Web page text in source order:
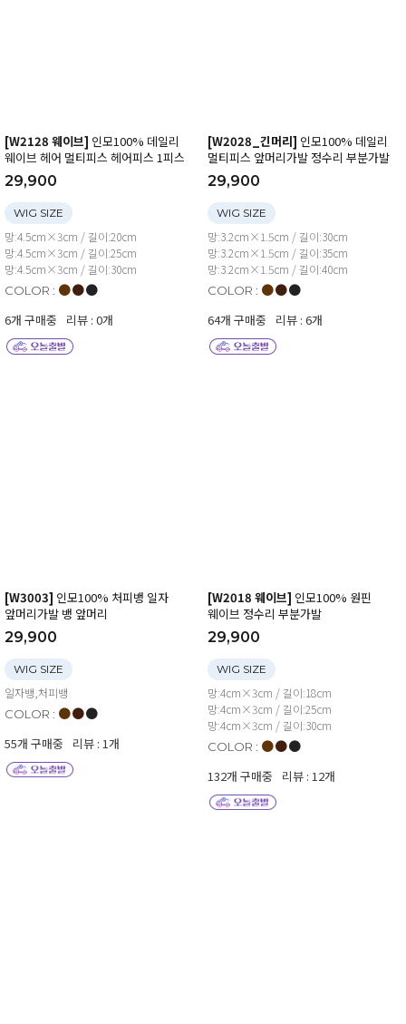
[W2128 웨이브] 인모100% 데일리
웨이브 헤어 멀티피스 헤어피스 1피스
29,900
WIG SIZE
망:4.5cm×3cm / 길이:20cm
망:4.5cm×3cm / 길이:25cm
망:4.5cm×3cm / 길이:30cm
COLOR : ● ● ●
6개 구매중 리뷰 : 0개
[W2028_긴머리] 인모100% 데일리
멀티피스 앞머리가발 정수리 부분가발
29,900
WIG SIZE
망:3.2cm×1.5cm / 길이:30cm
망:3.2cm×1.5cm / 길이:35cm
망:3.2cm×1.5cm / 길이:40cm
COLOR : ● ● ●
64개 구매중 리뷰 : 6개
[W3003] 인모100% 처피뱅 일자
앞머리가발 뱅 앞머리
29,900
WIG SIZE
일자뱅,처피뱅
COLOR : ● ● ●
55개 구매중 리뷰 : 1개
[W2018 웨이브] 인모100% 원핀
웨이브 정수리 부분가발
29,900
WIG SIZE
망:4cm×3cm / 길이:18cm
망:4cm×3cm / 길이:25cm
망:4cm×3cm / 길이:30cm
COLOR : ● ● ●
132개 구매중 리뷰 : 12개